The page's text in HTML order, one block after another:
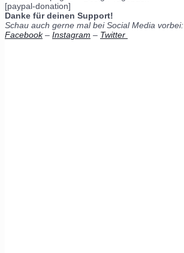
[paypal-donation]
Danke für deinen Support!
Schau auch gerne mal bei Social Media vorbei:
Facebook– Instagram – Twitter